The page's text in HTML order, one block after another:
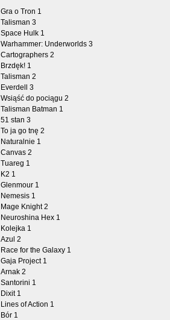
Gra o Tron 1
Talisman 3
Space Hulk 1
Warhammer: Underworlds 3
Cartographers 2
Brzdęk! 1
Talisman 2
Everdell 3
Wsiąść do pociągu 2
Talisman Batman 1
51 stan 3
To ja go tnę 2
Naturalnie 1
Canvas 2
Tuareg 1
K2 1
Glenmour 1
Nemesis 1
Mage Knight 2
Neuroshina Hex 1
Kolejka 1
Azul 2
Race for the Galaxy 1
Gaja Project 1
Arnak 2
Santorini 1
Dixit 1
Lines of Action 1
Bór 1